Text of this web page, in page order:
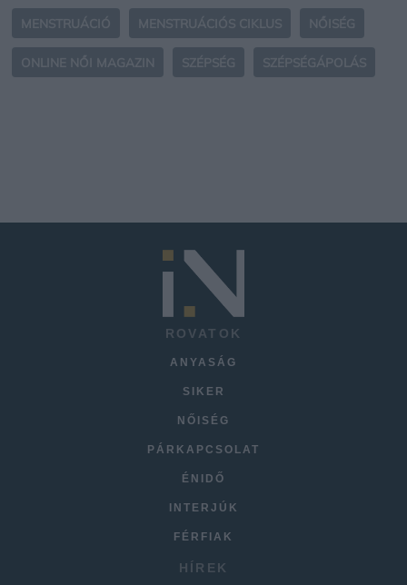
MENSTRUÁCIÓ MENSTRUÁCIÓS CIKLUS NŐISÉG
ONLINE NŐI MAGAZIN SZÉPSÉG SZÉPSÉGÁPOLÁS
ROVATOK
ANYASÁG
SIKER
NŐISÉG
PÁRKAPCSOLAT
ÉNIDŐ
INTERJÚK
FÉRFIAK
HÍREK